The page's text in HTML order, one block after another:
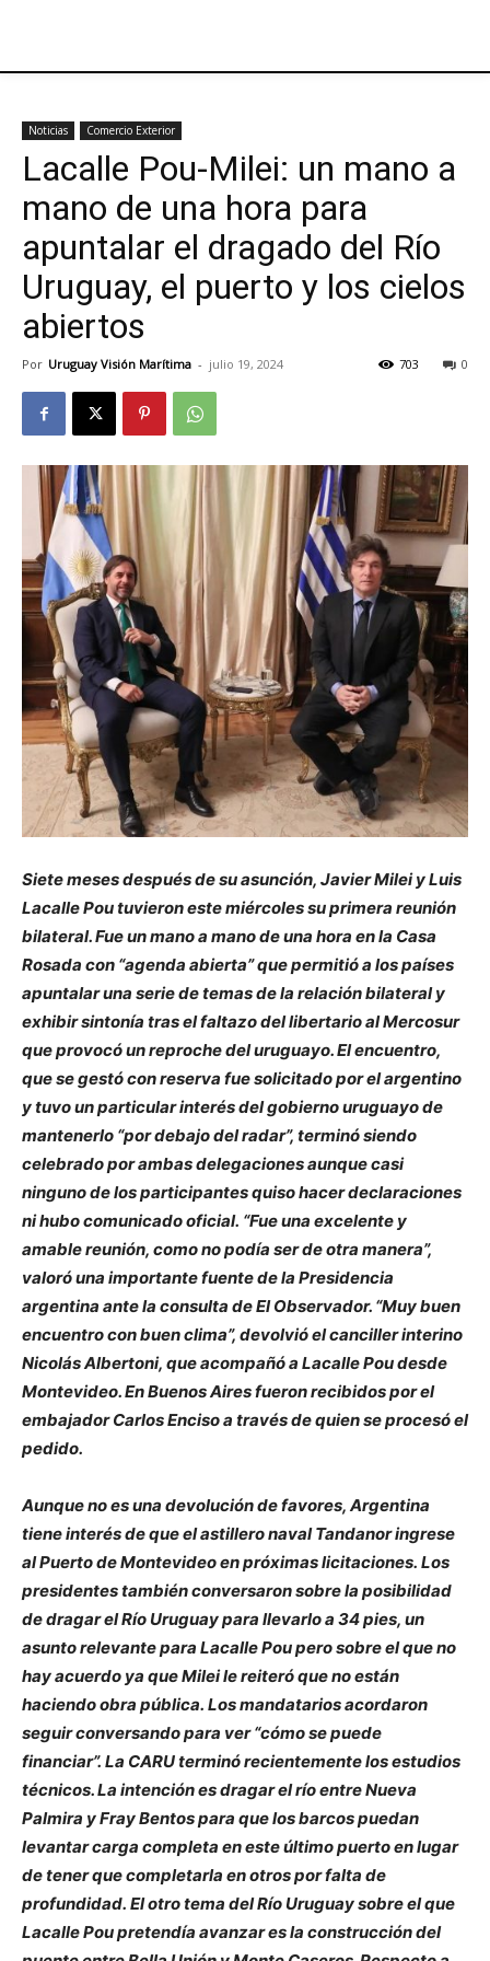
Noticias Comercio Exterior
Lacalle Pou-Milei: un mano a
mano de una hora para
apuntalar el dragado del Río
Uruguay, el puerto y los cielos
abiertos
Por Uruguay Visión Marítima - julio 19, 2024 0
703
Siete meses después de su asunción, Javier Milei y Luis
Lacalle Pou tuvieron este miércoles su primera reunión
bilateral. Fue un mano a mano de una hora en la Casa
Rosada con “agenda abierta” que permitió a los países
apuntalar una serie de temas de la relación bilateral y
exhibir sintonía tras el faltazo del libertario al Mercosur
que provocó un reproche del uruguayo. El encuentro,
que se gestó con reserva fue solicitado por el argentino
y tuvo un particular interés del gobierno uruguayo de
mantenerlo “por debajo del radar”, terminó siendo
celebrado por ambas delegaciones aunque casi
ninguno de los participantes quiso hacer declaraciones
ni hubo comunicado oficial. “Fue una excelente y
amable reunión, como no podía ser de otra manera”,
valoró una importante fuente de la Presidencia
argentina ante la consulta de El Observador. “Muy buen
encuentro con buen clima”, devolvió el canciller interino
Nicolás Albertoni, que acompañó a Lacalle Pou desde
Montevideo. En Buenos Aires fueron recibidos por el
embajador Carlos Enciso a través de quien se procesó el
pedido.
Aunque no es una devolución de favores, Argentina
tiene interés de que el astillero naval Tandanor ingrese
al Puerto de Montevideo en próximas licitaciones. Los
presidentes también conversaron sobre la posibilidad
de dragar el Río Uruguay para llevarlo a 34 pies, un
asunto relevante para Lacalle Pou pero sobre el que no
hay acuerdo ya que Milei le reiteró que no están
haciendo obra pública. Los mandatarios acordaron
seguir conversando para ver “cómo se puede
financiar”. La CARU terminó recientemente los estudios
técnicos. La intención es dragar el río entre Nueva
Palmira y Fray Bentos para que los barcos puedan
levantar carga completa en este último puerto en lugar
de tener que completarla en otros por falta de
profundidad. El otro tema del Río Uruguay sobre el que
Lacalle Pou pretendía avanzar es la construcción del